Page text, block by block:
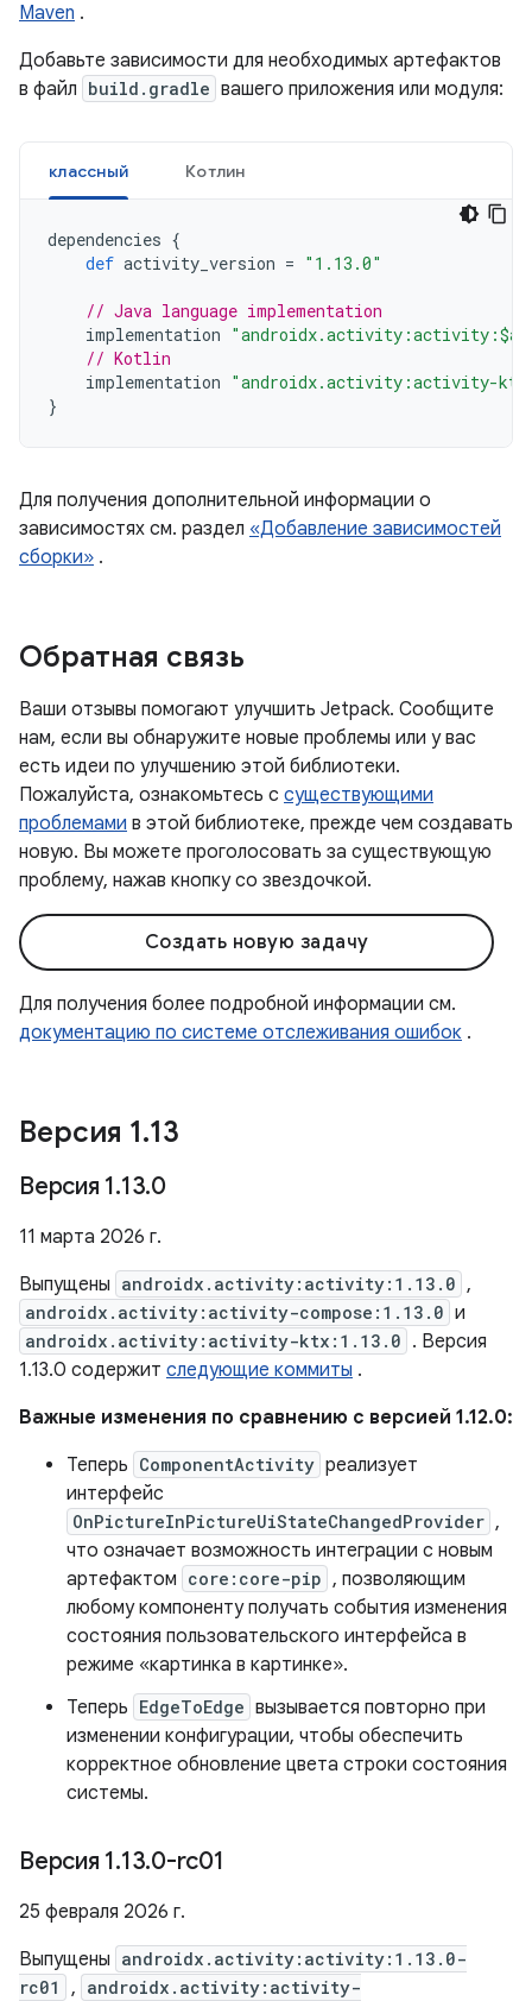
Maven .
Добавьте зависимости для необходимых артефактов
в файл build.gradle вашего приложения или модуля:
классный Котлин
dependencies {
def activity_version = "1.13.0"
// Java language implementation
implementation
// Kotlin
implementation "androidx.activity:activity-
}
Для получения дополнительной информации о
зависимостях см. раздел «Добавление зависимостей
сборки» .
Обратная связь
Ваши отзывы помогают улучшить Jetpack. Сообщите
нам, если вы обнаружите новые проблемы или у вас
есть идеи по улучшению этой библиотеки.
Пожалуйста, ознакомьтесь с существующими
проблемами в этой библиотеке, прежде чем создавать
новую. Вы можете проголосовать за существующую
проблему, нажав кнопку со звездочкой.
Создать новую задачу
Для получения более подробной информации см.
документацию по системе отслеживания ошибок .
Версия 1.13
Версия 1.13.0
11 марта 2026 г.
Выпущены androidx.activity:activity:1.13.0 ,
androidx.activity:activity-compose:1.13.0 и
androidx.activity:activity-ktx:1.13.0 . Версия
1.13.0 содержит следующие коммиты .
Важные изменения по сравнению с версией 1.12.0:
Теперь ComponentActivity реализует
интерфейс
OnPictureInPictureUiStateChangedProvider ,
что означает возможность интеграции с новым
артефактом core:core-pip , позволяющим
любому компоненту получать события изменения
состояния пользовательского интерфейса в
режиме «картинка в картинке».
Теперь EdgeToEdge вызывается повторно при
изменении конфигурации, чтобы обеспечить
корректное обновление цвета строки состояния
системы.
Версия 1.13.0-rc01
25 февраля 2026 г.
Выпущены androidx.activity:activity:1.13.0-
rc01
, androidx.activity:activity-